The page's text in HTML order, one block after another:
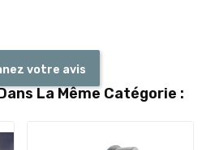
votre avis
La Même Catégorie :